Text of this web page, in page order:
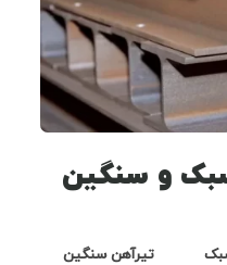
و سنگین
تیرآهن سنگین